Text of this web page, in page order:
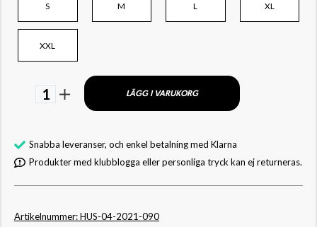
S M L XL
XXL
1 LÄGG I VARUKORG
Snabba leveranser, och enkel betalning med Klarna
Produkter med klubblogga eller personliga tryck kan ej returneras.
Artikelnummer: HUS-04-2021-090